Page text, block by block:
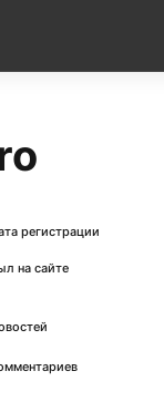
регистрации
на сайте